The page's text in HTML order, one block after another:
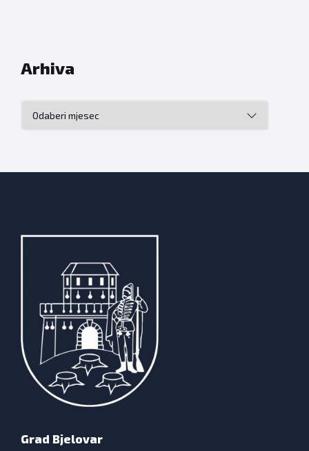
Arhiva
Grad Bjelovar